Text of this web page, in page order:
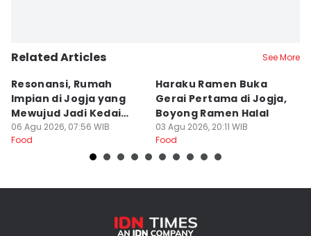
Related Articles See More
Resonansi, Rumah
Impian di Jogja yang
Mewujud Jadi Kedai
Ramen dan Burger
06 Agu 2026, 07:56 WIB
Food
Haraku Ramen Buka
Gerai Pertama di Jogja,
Boyong Ramen Halal
03 Agu 2026, 20:11 WIB
Food